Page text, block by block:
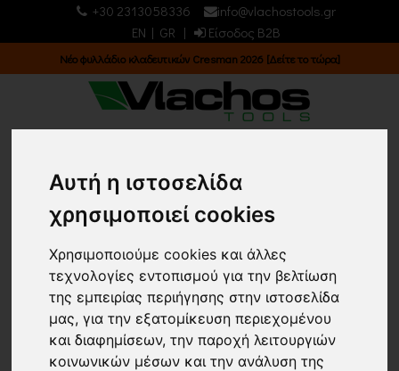
Αυτή η ιστοσελίδα
χρησιμοποιεί cookies
Χρησιμοποιούμε cookies και άλλες
τεχνολογίες εντοπισμού για την βελτίωση
της εμπειρίας περιήγησης στην ιστοσελίδα
μας, για την εξατομίκευση περιεχομένου
και διαφημίσεων, την παροχή λειτουργιών
κοινωνικών μέσων και την ανάλυση της
+30 2313058336
info@vlachostools.gr
EN | GR | Είσοδος B2B
Νέο φυλλάδιο κλαδευτικών Cresman 2026 [Δείτε το τώρα]
ΕΙΔΗ ΚΗΠΟΥ & ΑΓΡΟΥ/
ΦΥΣΗΤΗΡΕΣ
Κεντρική σελίδα
ΕΙΔΗ ΚΗΠΟΥ & ΑΓΡΟΥ
ΦΥΣΗΤΗΡΕΣ(6)
Επιστροφή